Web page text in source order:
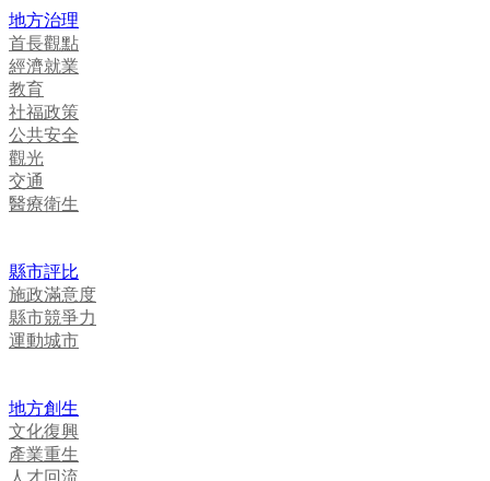
地方治理
首長觀點
經濟就業
教育
社福政策
公共安全
觀光
交通
醫療衛生
縣市評比
施政滿意度
縣市競爭力
運動城市
地方創生
文化復興
產業重生
人才回流